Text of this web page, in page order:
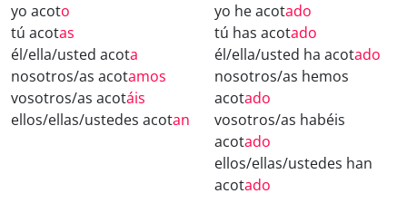
yo acoto
tú acotas
él/ella/usted acota
nosotros/as acotamos
vosotros/as acotáis
ellos/ellas/ustedes acotan
yo he acotado
tú has acotado
él/ella/usted ha acotado
nosotros/as hemos
acotado
vosotros/as habéis
acotado
ellos/ellas/ustedes han
acotado